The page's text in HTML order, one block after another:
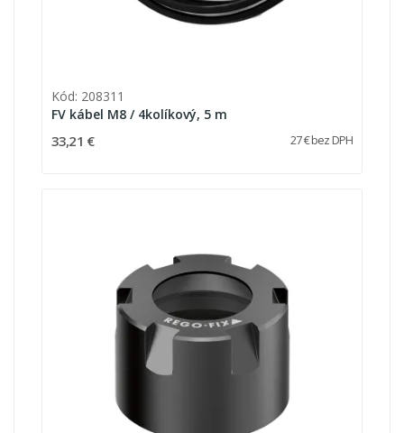
Kód: 208311
FV kábel M8 / 4kolíkový, 5 m
33,21 € 27 € bez DPH